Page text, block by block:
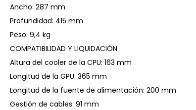
Ancho: 287 mm
Profundidad: 415 mm
Peso: 9,4 kg
COMPATIBILIDAD Y LIQUIDACIÓN
Altura del cooler de la CPU: 163 mm
Longitud de la GPU: 365 mm
Longitud de la fuente de alimentación: 200 mm
Gestión de cables: 91 mm